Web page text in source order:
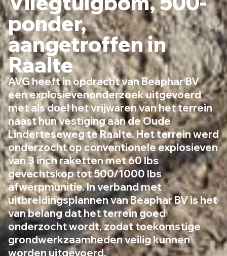
ponder,
aangetroffen in
Raalte
AVG heeft in opdracht van Beaphar BV
een explosievenonderzoek uitgevoerd
met als doel het vrijwaren van het terrein
naast hun vestiging aan de Oude
Linderteseweg te Raalte. Het terrein werd
onderzocht op conventionele explosieven
van 3 inch raketten met 60 lbs
gevechtskop tot 500/1000 lbs
afwerpmunitie. In verband met
uitbreidingsplannen van Beaphar BV is het
van belang dat het terrein goed
onderzocht wordt, zodat toekomstige
grondwerkzaamheden veilig kunnen
worden uitgevoerd.